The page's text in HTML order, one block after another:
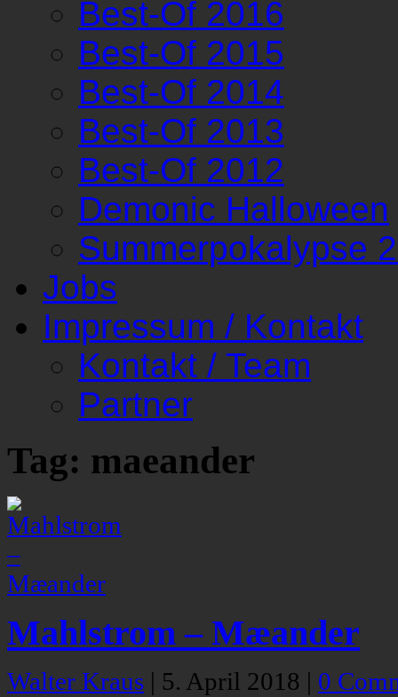
Best-Of 2016
Best-Of 2015
Best-Of 2014
Best-Of 2013
Best-Of 2012
Demonic Halloween
Summerpokalypse
Jobs
Impressum / Kontakt
Kontakt / Team
Partner
Tag: maeander
Mahlstrom – Mæander
Walter Kraus | 5. April 2018 | 0